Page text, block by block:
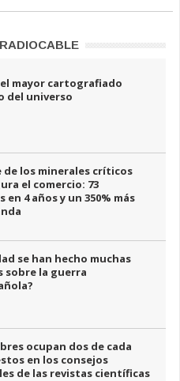
mayor cartografiado
del universo
de los minerales críticos
el comercio: 73
en 4 años y un 350% más
se han hecho muchas
sobre la guerra
ocupan dos de cada
en los consejos
de las revistas científicas